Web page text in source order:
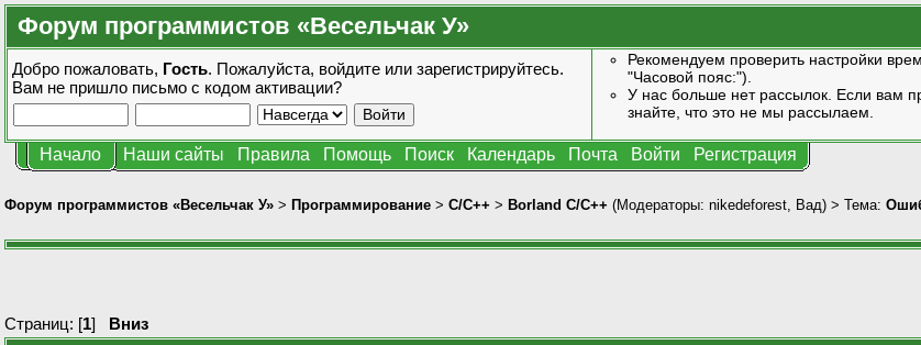
Форум программистов «Весельчак У»
Добро пожаловать, Гость. Пожалуйста, войдите или зарегистрируйтесь.
Вам не пришло письмо с кодом активации?
Рекомендуем проверить настройки
"Часовой пояс:").
У нас больше нет рассылок. Если вам
знайте, что это не мы рассылаем.
Начало Наши сайты Правила Помощь Поиск Календарь Почта Войти Регистрация
Форум программистов «Весельчак У» > Программирование > C/C++ > Borland C/C++ (Модераторы: nikedeforest Вад) > Тема:
Страниц: [1] Вниз